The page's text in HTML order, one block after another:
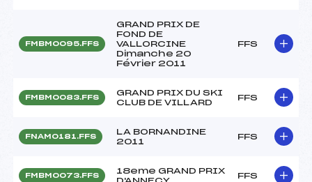
FMBM0095.FFS
GRAND PRIX DE
FOND DE
VALLORCINE
Dimanche 20
Février 2011
FFS
FMBM0083.FFS
GRAND PRIX DU SKI
CLUB DE VILLARD
FFS
FNAM0181.FFS
LA BORNANDINE
2011
FFS
FMBM0073.FFS
18eme GRAND PRIX
D'ANNECY
FFS